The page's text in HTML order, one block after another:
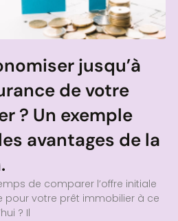
jusqu’à
de votre
? Un exemple
avantages de la
de comparer l’offre initiale
pour votre prêt immobilier à ce
? Il